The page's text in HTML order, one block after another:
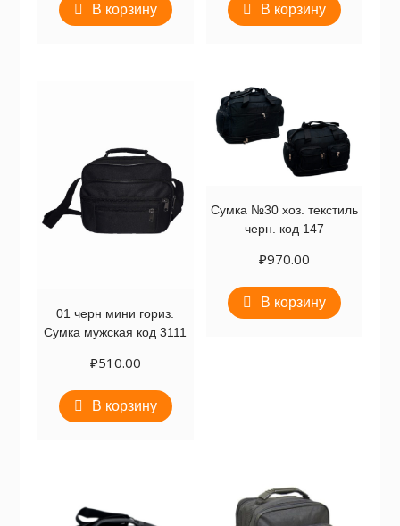
В корзину В корзину
01 черн мини гориз.
Сумка мужская код 3111
₽510.00
В корзину
Сумка №30 хоз. текстиль
черн. код 147
₽970.00
В корзину